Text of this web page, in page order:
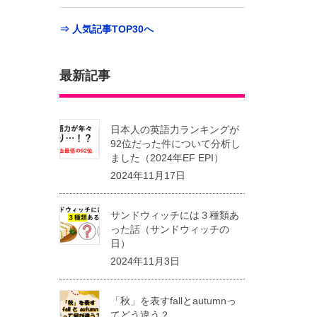
⇒ 人気記事TOP30へ
最新記事
日本人の英語力ランキングが
92位だった件について分析し
ました（2024年EF EPI）
2024年11月17日
サンドウィッチには３種類あ
った話（サンドウィッチの
日）
2024年11月3日
「秋」を表すfallとautumnっ